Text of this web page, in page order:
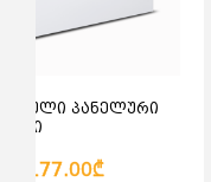
პანელური
177.00₾